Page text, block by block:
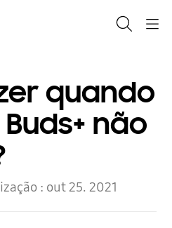
quando
não
: out 25. 2021